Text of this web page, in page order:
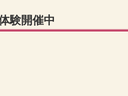
験開催中